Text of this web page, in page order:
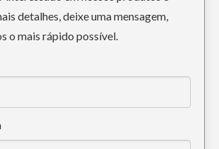
Caso Komatsu personalizado Pino de dente da escavadeira PC300
detalhes, deixe uma mensagem,
o mais rápido possível.